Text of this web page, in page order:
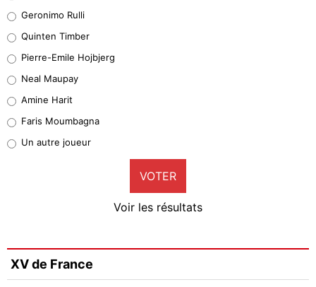
32%
5%
1%
9%
Faris Moumbagna
5%
Geronimo Rulli
Quinten Timber
Pierre-Emile Hojbjerg
Neal Maupay
Amine Harit
Faris Moumbagna
Un autre joueur
VOTER
Voir les résultats
XV de France